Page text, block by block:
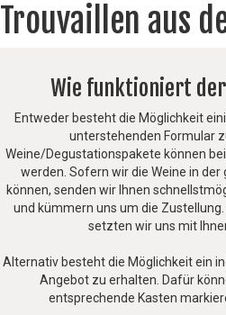
Trouvaillen aus
Wie funktioniert
Entweder besteht die Möglichkeit
unterstehenden Formular
Weine/Degustationspakete können
werden. Sofern wir die Weine in
können, senden wir Ihnen
und kümmern uns um die
setzten wir uns mit
Alternativ besteht die Möglichkeit ein
Angebot zu erhalten. Dafür
entsprechende Kasten